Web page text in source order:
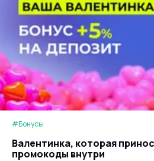
#Бонусы
Валентинка, которая
промокоды внутри